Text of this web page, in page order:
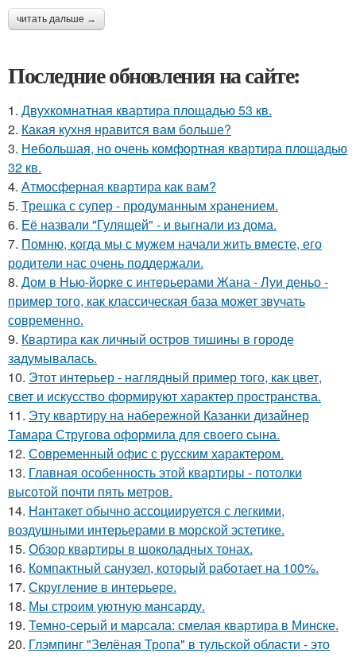
читать дальше →
Последние обновления на сайте:
1. Двухкомнатная квартира площадью 53 кв.
2. Какая кухня нравится вам больше?
3. Небольшая, но очень комфортная квартира площадью
32 кв.
4. Атмосферная квартира как вам?
5. Трешка с супер - продуманным хранением.
6. Её назвали "Гулящей" - и выгнали из дома.
7. Помню, когда мы с мужем начали жить вместе, его
родители нас очень поддержали.
8. Дом в Нью-йорке с интерьерами Жана - Луи деньо -
пример того, как классическая база может звучать
современно.
9. Квартира как личный остров тишины в городе
задумывалась.
10. Этот интерьер - наглядный пример того, как цвет,
свет и искусство формируют характер пространства.
11. Эту квартиру на набережной Казанки дизайнер
Тамара Стругова оформила для своего сына.
12. Современный офис с русским характером.
13. Главная особенность этой квартиры - потолки
высотой почти пять метров.
14. Нантакет обычно ассоциируется с легкими,
воздушными интерьерами в морской эстетике.
15. Обзор квартиры в шоколадных тонах.
16. Компактный санузел, который работает на 100%.
17. Скругление в интерьере.
18. Мы строим уютную мансарду.
19. Темно-серый и марсала: смелая квартира в Минске.
20. Глэмпинг "Зелёная Тропа" в тульской области - это